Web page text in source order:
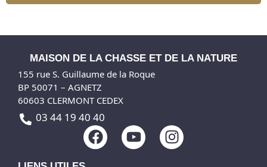
MAISON DE LA CHASSE ET DE LA NATURE
155 rue S. Guillaume de la Roque
BP 50071 – AGNETZ
60603 CLERMONT CEDEX
03 44 19 40 40
F
a
Y
o
I
n